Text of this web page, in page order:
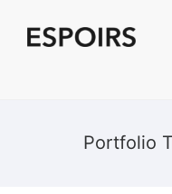
Portfolio